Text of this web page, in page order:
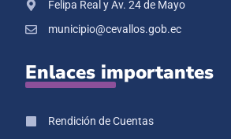
Felipa Real y Av. 24 de Mayo
municipio@cevallos.gob.ec
Enlaces importantes
Rendición de Cuentas